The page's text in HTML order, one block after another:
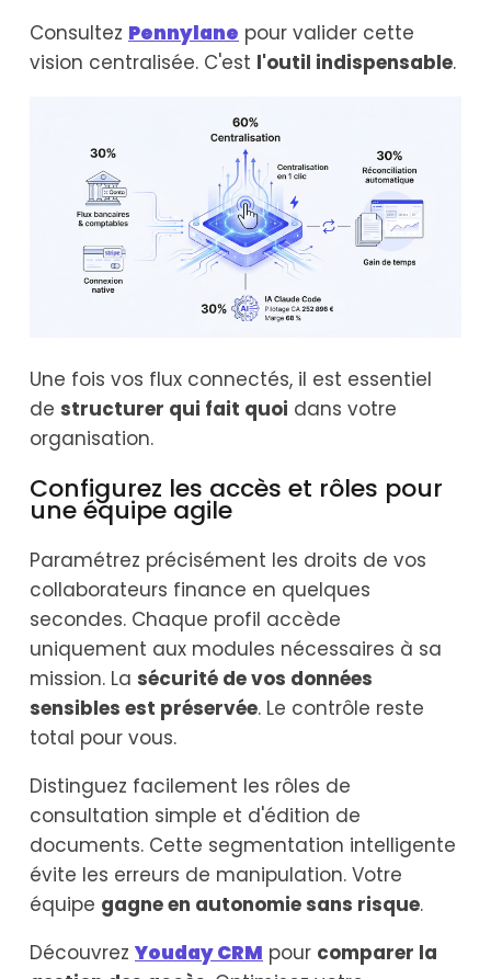
Consultez Pennylane pour valider cette
vision centralisée. C'est l'outil indispensable.
Une fois vos flux connectés, il est essentiel
de structurer qui fait quoi dans votre
organisation.
Configurez les accès et rôles pour
une équipe agile
Paramétrez précisément les droits de vos
collaborateurs finance en quelques
secondes. Chaque profil accède
uniquement aux modules nécessaires à sa
mission. La sécurité de vos données
sensibles est préservée. Le contrôle reste
total pour vous.
Distinguez facilement les rôles de
consultation simple et d'édition de
documents. Cette segmentation intelligente
évite les erreurs de manipulation. Votre
équipe gagne en autonomie sans risque.
Découvrez Youday CRM pour comparer la